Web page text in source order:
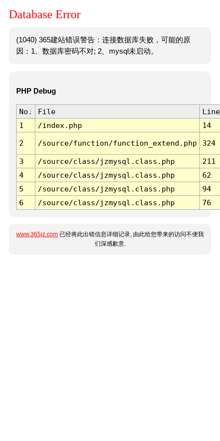
Database Error
(1040) 365建站错误警告：连接数据库失败，可能的原
因：1、数据库密码不对; 2、mysql未启动。
PHP Debug
No. File
Line
1
/index.php 14
2 /source/function/function_extend.php 324
3 /source/class/jzmysql.class.php
211
4
/source/class/jzmysql.class.php
62
5
/source/class/jzmysql.class.php
94
6
/source/class/jzmysql.class.php 76
www.365jz.com 已经将此出错信息详细记录, 由此给您带来的访问不便我
们深感歉意.